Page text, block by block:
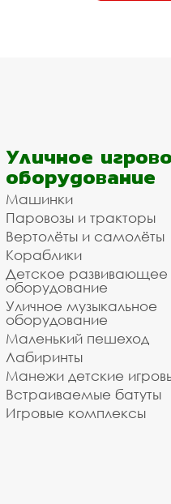
Уличное
оборудование
Машинки
Паровозы и тракторы
Вертолёты и самолёты
Кораблики
Детское развивающее
оборудование
Уличное музыкальное
оборудование
Маленький пешеход
Лабиринты
Манежи детские
Встраиваемые батуты
Игровые комплексы